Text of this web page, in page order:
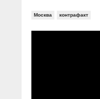
Москва контрафакт